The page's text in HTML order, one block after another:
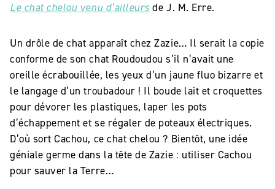
Le chat chelou venu d’ailleurs de J. M. Erre.
Un drôle de chat apparaît chez Zazie… Il serait la copie
conforme de son chat Roudoudou s’il n’avait une
oreille écrabouillée, les yeux d’un jaune fluo bizarre et
le langage d’un troubadour ! Il boude lait et croquettes
pour dévorer les plastiques, laper les pots
d’échappement et se régaler de poteaux électriques.
D’où sort Cachou, ce chat chelou ? Bientôt, une idée
géniale germe dans la tête de Zazie : utiliser Cachou
pour sauver la Terre…